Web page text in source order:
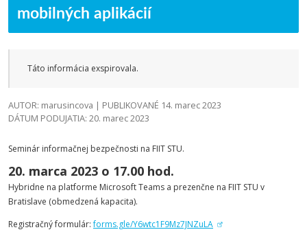
mobilných aplikácií
Táto informácia exspirovala.
AUTOR: marusincova | PUBLIKOVANÉ 14. marec 2023
DÁTUM PODUJATIA: 20. marec 2023
Seminár informačnej bezpečnosti na FIIT STU.
20. marca 2023 o 17.00 hod.
Hybridne na platforme Microsoft Teams a prezenčne na FIIT STU v
Bratislave (obmedzená kapacita).
Registračný formulár:forms.gle/Y6wtc1F9Mz7JNZuLA